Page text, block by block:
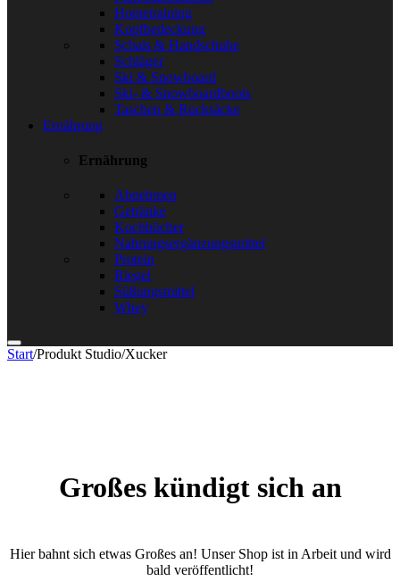
Hometraining
Kopfbedeckung
Schals & Handschuhe
Schläger
Ski & Snowboard
Ski- & Snowboardboots
Taschen & Rucksäcke
Ernährung
Ernährung
Abnehmen
Getränke
Kochbücher
Nahrungsergänzungsmittel
Protein
Riegel
Süßungsmittel
Whey
Start/Produkt Studio/Xucker
Großes kündigt sich an
Hier bahnt sich etwas Großes an! Unser Shop ist in Arbeit und wird
bald veröffentlicht!